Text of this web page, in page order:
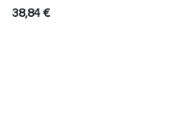
38,84 €